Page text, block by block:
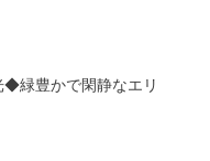
緑豊かで閑静なエリ